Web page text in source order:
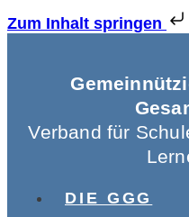
Zum Inhalt springen
Verband für
DIE GGG